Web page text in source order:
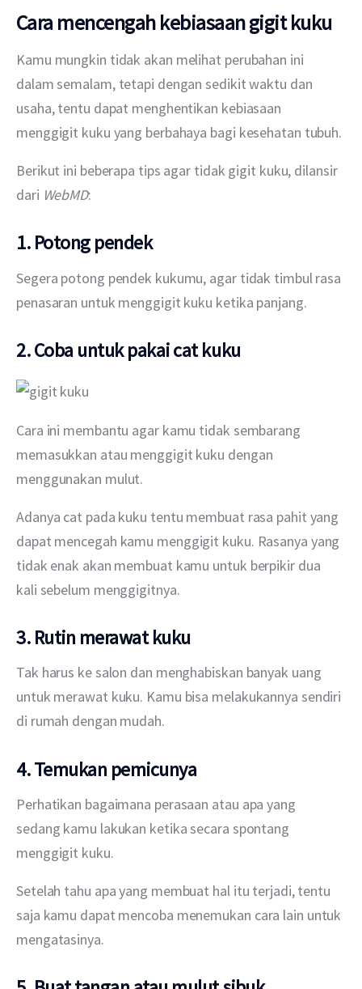
Cara mencengah kebiasaan gigit kuku
Kamu mungkin tidak akan melihat perubahan ini
dalam semalam, tetapi dengan sedikit waktu dan
usaha, tentu dapat menghentikan kebiasaan
menggigit kuku yang berbahaya bagi kesehatan tubuh.
Berikut ini beberapa tips agar tidak gigit kuku, dilansir
dari WebMD:
1. Potong pendek
Segera potong pendek kukumu, agar tidak timbul rasa
penasaran untuk menggigit kuku ketika panjang.
2. Coba untuk pakai cat kuku
Cara ini membantu agar kamu tidak sembarang
memasukkan atau menggigit kuku dengan
menggunakan mulut.
Adanya cat pada kuku tentu membuat rasa pahit yang
dapat mencegah kamu menggigit kuku. Rasanya yang
tidak enak akan membuat kamu untuk berpikir dua
kali sebelum menggigitnya.
3. Rutin merawat kuku
Tak harus ke salon dan menghabiskan banyak uang
untuk merawat kuku. Kamu bisa melakukannya sendiri
di rumah dengan mudah.
4. Temukan pemicunya
Perhatikan bagaimana perasaan atau apa yang
sedang kamu lakukan ketika secara spontang
menggigit kuku.
Setelah tahu apa yang membuat hal itu terjadi, tentu
saja kamu dapat mencoba menemukan cara lain untuk
mengatasinya.